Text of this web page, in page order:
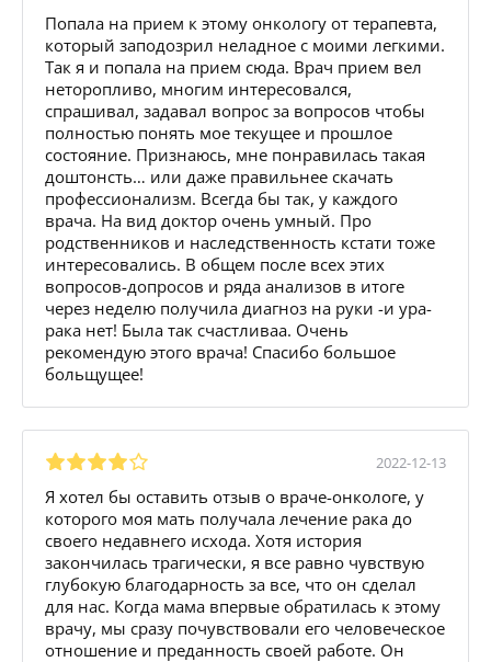
Попала на прием к этому онкологу от терапевта,
который заподозрил неладное с моими легкими.
Так я и попала на прием сюда. Врач прием вел
неторопливо, многим интересовался,
спрашивал, задавал вопрос за вопросов чтобы
полностью понять мое текущее и прошлое
состояние. Признаюсь, мне понравилась такая
доштонсть… или даже правильнее скачать
профессионализм. Всегда бы так, у каждого
врача. На вид доктор очень умный. Про
родственников и наследственность кстати тоже
интересовались. В общем после всех этих
вопросов-допросов и ряда анализов в итоге
через неделю получила диагноз на руки -и ура-
рака нет! Была так счастливаа. Очень
рекомендую этого врача! Спасибо большое
больщущее!
2022-12-13
Я хотел бы оставить отзыв о враче-онкологе, у
которого моя мать получала лечение рака до
своего недавнего исхода. Хотя история
закончилась трагически, я все равно чувствую
глубокую благодарность за все, что он сделал
для нас. Когда мама впервые обратилась к этому
врачу, мы сразу почувствовали его человеческое
отношение и преданность своей работе. Он